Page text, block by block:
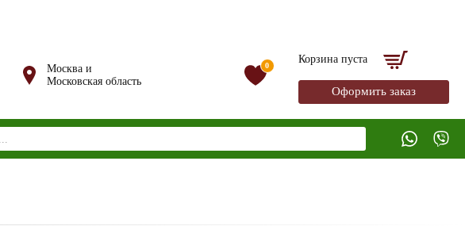
Москва и
Московская область
0
Корзина пуста
Оформить заказ